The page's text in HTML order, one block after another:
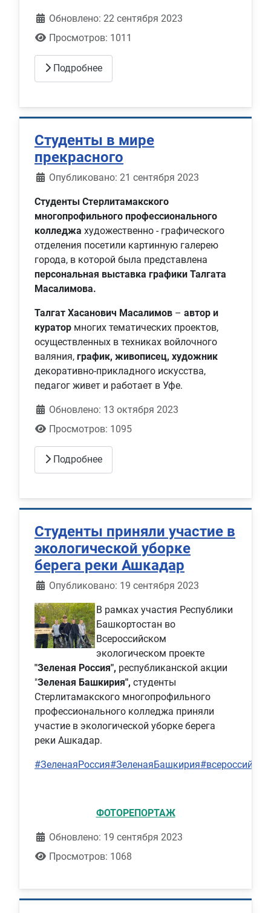
Обновлено: 22 сентября 2023
Просмотров: 1011
Подробнее
Студенты в мире
прекрасного
Информация о материале
Опубликовано: 21 сентября 2023
Студенты Стерлитамакского
многопрофильного профессионального
колледжа художественно - графического
отделения посетили картинную галерею
города, в которой была представлена
персональная выставка графики Талгата
Масалимова.
Талгат Хасанович Масалимов – автор и
куратор многих тематических проектов,
осуществленных в техниках войлочного
валяния, график, живописец, художник
декоративно-прикладного искусства,
педагог живет и работает в Уфе.
Обновлено: 13 октября 2023
Просмотров: 1095
Подробнее
Студенты приняли участие в
экологической уборке
берега реки Ашкадар
Информация о материале
Опубликовано: 19 сентября 2023
В рамках участия Республики
Башкортостан во
Всероссийском
экологическом проекте
"Зеленая Россия", республиканской акции
"Зеленая Башкирия", студенты
Стерлитамакского многопрофильного
профессионального колледжа приняли
участие в экологической уборке берега
реки Ашкадар.
#ЗеленаяРоссия#ЗеленаяБашкирия
ФОТОРЕПОРТАЖ
Обновлено: 19 сентября 2023
Просмотров: 1068